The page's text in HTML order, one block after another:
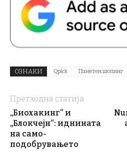
ОЗНАКИ Qpick Паметен шопинг
Претходна статија
„Биохакинг“ и
„Блокчејн“: иднината
на само-
подобрувањето